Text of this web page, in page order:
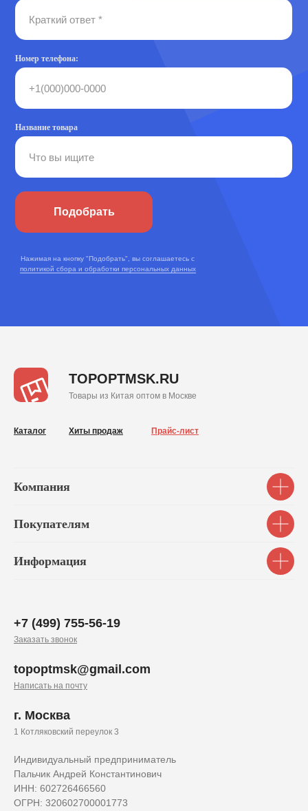
Номер телефона:
Название товара
Подобрать
Нажимая на кнопку "Подобрать", вы соглашаетесь с
политикой сбора и обработки персональных данных
Каталог Хиты продаж Прайс-лист
TOPOPTMSK.RU
Товары из Китая оптом в Москве
Компания
Покупателям
Информация
Индивидуальный предприниматель
Пальчик Андрей Константинович
ИНН: 602726466560
ОГРН: 320602700001773
+7 (499) 755-56-19
Заказать звонок
topoptmsk@gmail.com
Написать на почту
г. Москва
1 Котляковский переулок 3